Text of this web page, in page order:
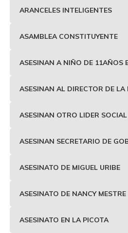
ARANCELES INTELIGENTES
ASAMBLEA CONSTITUYENTE
ASESINAN A NIÑO DE 11AÑOS
ASESINAN AL DIRECTOR DE LA
ASESINAN OTRO LIDER SOCIAL
ASESINAN SECRETARIO DE
ASESINATO DE MIGUEL URIBE
ASESINATO DE NANCY MESTRE
ASESINATO EN LA PICOTA